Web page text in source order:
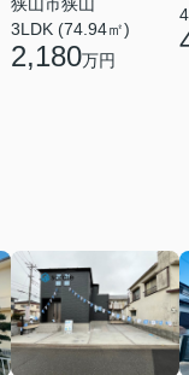
3LDK (74.94㎡)
2,180万円